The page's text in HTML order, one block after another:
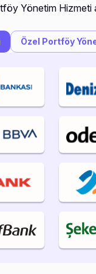
Yönetim Hizmeti
Özel Portföy